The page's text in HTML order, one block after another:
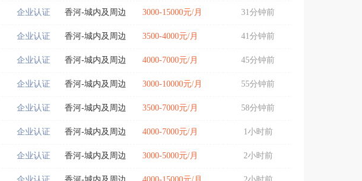
企业认证 香河-城内及周边 3000-15000元/月 31分钟前
企业认证 香河-城内及周边 3500-4000元/月 41分钟前
企业认证 香河-城内及周边 4000-7000元/月 45分钟前
企业认证 香河-城内及周边 3000-10000元/月 55分钟前
企业认证 香河-城内及周边 3500-7000元/月 58分钟前
企业认证 香河-城内及周边 4000-7000元/月 1小时前
企业认证 香河-城内及周边 3000-5000元/月 2小时前